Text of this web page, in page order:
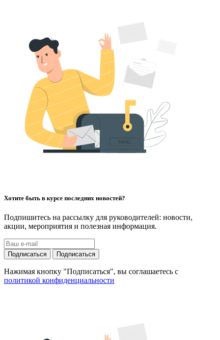
Хотите быть в курсе последних новостей?
Подпишитесь на рассылку для руководителей: новости,
акции, мероприятия и полезная информация.
Подписаться Подписаться
Нажимая кнопку "Подписаться", вы соглашаетесь с
политикой конфиденциальности